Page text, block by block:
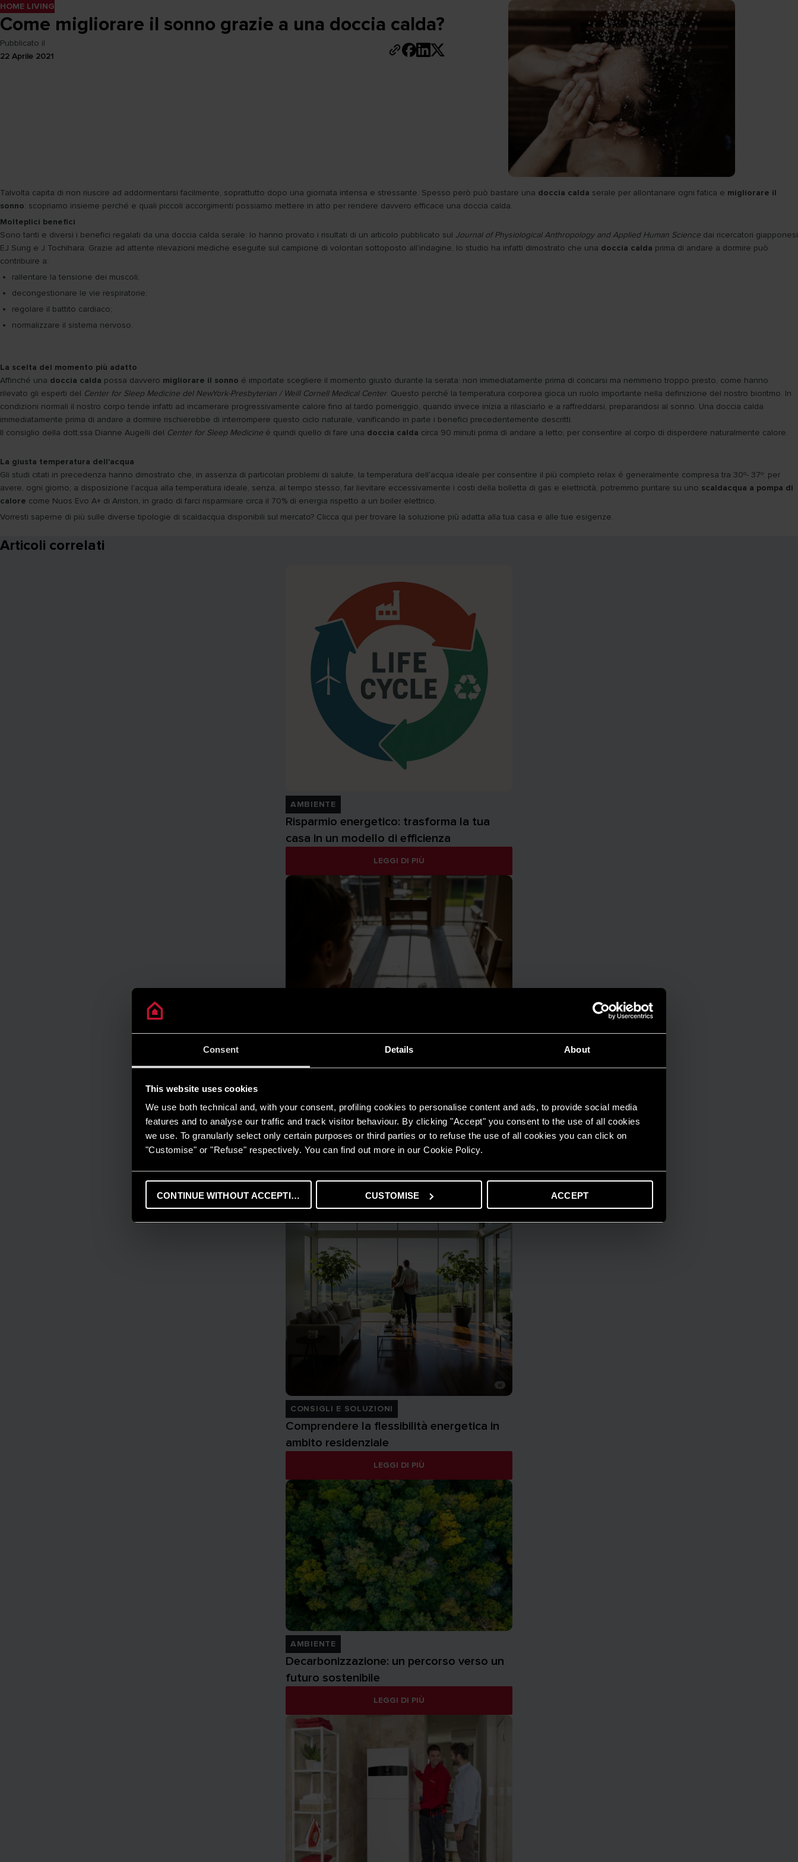
Consent Details About
This website uses cookies
We use both technical and, with your consent, profiling cookies to personalise content and ads, to provide social media
features and to analyse our traffic and track visitor behaviour. By clicking "Accept" you consent to the use of all cookies
we use. To granularly select only certain purposes or third parties or to refuse the use of all cookies you can click on
"Customise" or "Refuse" respectively. You can find out more in our Cookie Policy.
CONTINUE WITHOUT ACCEPTING CUSTOMISE ACCEPT
HOME LIVING
Come migliorare il sonno grazie a una doccia calda?
Pubblicato il
22 Aprile 2021
Talvolta capita di non riuscire ad addormentarsi facilmente, soprattutto dopo una giornata intensa e stressante. Spesso però può bastare una doccia calda serale per allontanare ogni fatica e migliorare il
sonno: scopriamo insieme perché e quali piccoli accorgimenti possiamo mettere in atto per rendere davvero efficace una doccia calda.
Molteplici benefici
Sono tanti e diversi i benefici regalati da una doccia calda serale: lo hanno provato i risultati di un articolo pubblicato sul Journal of Physiological Anthropology and Applied Human Science dai ricercatori giapponesi
EJ Sung e J Tochihara. Grazie ad attente rilevazioni mediche eseguite sul campione di volontari sottoposto all'indagine, lo studio ha infatti dimostrato che una doccia calda prima di andare a dormire può
contribuire a:
rallentare la tensione dei muscoli;
decongestionare le vie respiratorie;
regolare il battito cardiaco;
normalizzare il sistema nervoso.
La scelta del momento più adatto
Affinché una doccia calda possa davvero migliorare il sonno é importate scegliere il momento giusto durante la serata: non immediatamente prima di coricarsi ma nemmeno troppo presto, come hanno
rilevato gli esperti del Center for Sleep Medicine del NewYork-Presbyterian / Weill Cornell Medical Center. Questo perché la temperatura corporea gioca un ruolo importante nella definizione del nostro bioritmo. In
condizioni normali il nostro corpo tende infatti ad incamerare progressivamente calore fino al tardo pomeriggio, quando invece inizia a rilasciarlo e a raffreddarsi, preparandosi al sonno. Una doccia calda
immediatamente prima di andare a dormire rischierebbe di interrompere questo ciclo naturale, vanificando in parte i benefici precedentemente descritti.
Il consiglio della dott.ssa Dianne Augelli del Center for Sleep Medicine é quindi quello di fare una doccia calda circa 90 minuti prima di andare a letto, per consentire al corpo di disperdere naturalmente calore.
La giusta temperatura dell'acqua
Gli studi citati in precedenza hanno dimostrato che, in assenza di particolari problemi di salute, la temperatura dell'acqua ideale per consentire il più completo relax é generalmente compresa tra 30º- 37º: per
avere, ogni giorno, a disposizione l'acqua alla temperatura ideale, senza, al tempo stesso, far lievitare eccessivamente i costi della bolletta di gas e elettricità, potremmo puntare su uno scaldacqua a pompa di
calore come Nuos Evo A+ di Ariston, in grado di farci risparmiare circa il 70% di energia rispetto a un boiler elettrico.
Vorresti saperne di più sulle diverse tipologie di scaldacqua disponibili sul mercato? Clicca qui per trovare la soluzione più adatta alla tua casa e alle tue esigenze.
Articoli correlati
AMBIENTE
Risparmio energetico: trasforma la tua
casa in un modello di efficienza
LEGGI DI PIÙ
GUIDA AL RISPARMIO
Quanto consuma un condizionatore?
LEGGI DI PIÙ
CONSIGLI E SOLUZIONI
Comprendere la flessibilità energetica in
ambito residenziale
LEGGI DI PIÙ
AMBIENTE
Decarbonizzazione: un percorso verso un
futuro sostenibile
LEGGI DI PIÙ